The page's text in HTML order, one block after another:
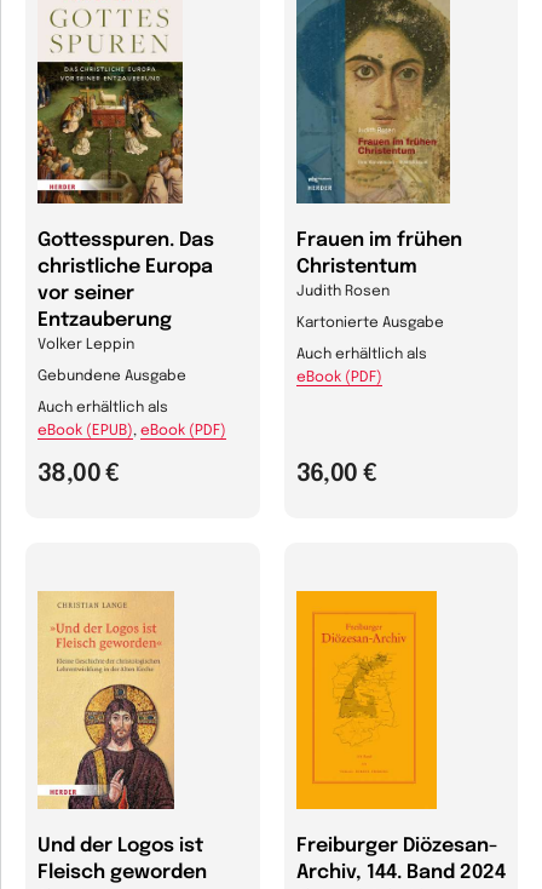
Gottesspuren. Das
christliche Europa
vor seiner
Entzauberung
Volker Leppin
Gebundene Ausgabe
38,00 €
Auch erhältlich als
eBook (EPUB), eBook (PDF)
Frauen im frühen
Christentum
Judith Rosen
Kartonierte Ausgabe
36,00 €
Auch erhältlich als
eBook (PDF)
Und der Logos ist
Fleisch geworden
Freiburger Diözesan-
Archiv, 144. Band 2024